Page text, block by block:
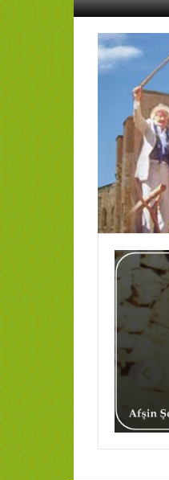
İçeriğe
AFŞİN
Köyleri
Tanıtım
ve
Haber
Portalı